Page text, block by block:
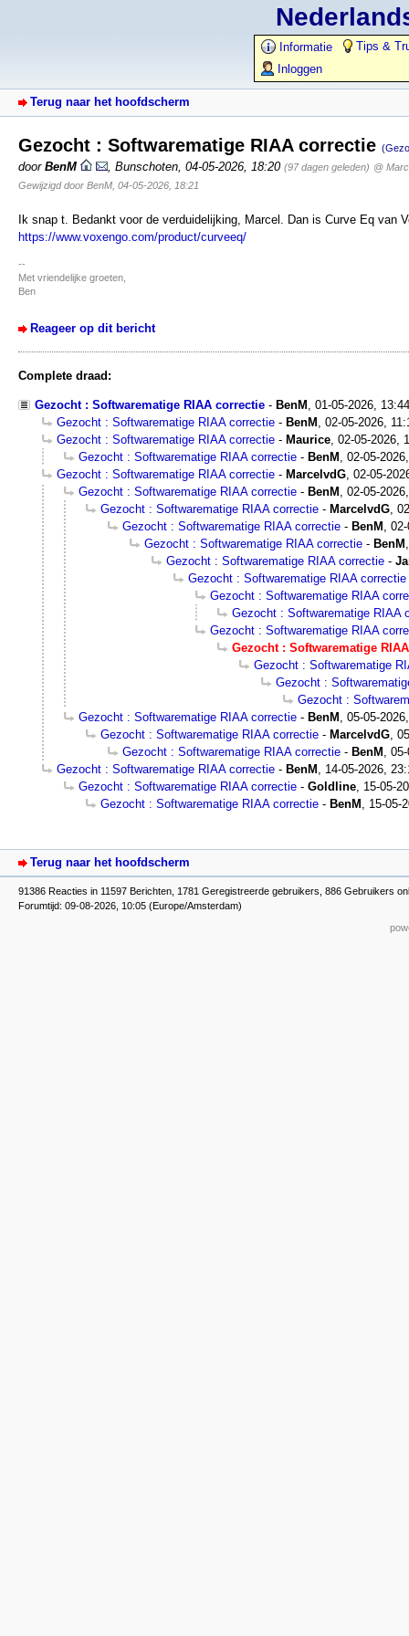
Informatie
Tips &
Inloggen
Terug naar het hoofdscherm
Gezocht : Softwarematige RIAA correctie
door BenM Bunschoten 04-05-2026, 18:20 (97 dagen geleden) @
Gewijzigd door BenM, 04-05-2026, 18:21
Ik snap t. Bedankt voor de verduidelijking, Marcel. Dan is Curve Eq van
https://www.voxengo.com/product/curveeq/
--
Met vriendelijke groeten,
Ben
Reageer op dit bericht
Complete draad:
Gezocht : Softwarematige RIAA correctie - BenM , 01-05-2026,
Gezocht : Softwarematige RIAA correctie - BenM , 02-05-2026,
Gezocht : Softwarematige RIAA correctie - Maurice, 02-05-2026,
Gezocht : Softwarematige RIAA correctie - BenM , 02-05-
Gezocht : Softwarematige RIAA correctie - MarcelvdG, 02-05-
Gezocht : Softwarematige RIAA correctie - BenM , 02-05-
Gezocht : Softwarematige RIAA correctie - MarcelvdG,
Gezocht : Softwarematige RIAA correctie - BenM ,
Gezocht : Softwarematige RIAA correctie - BenM
Gezocht : Softwarematige RIAA correctie -
Gezocht : Softwarematige RIAA correctie
Gezocht : Softwarematige RIAA
Gezocht : Softwarematige RIAA
Gezocht : Softwarematige RIAA
Gezocht : Softwarematige
Gezocht : Softwarematige
Gezocht :
Gezocht :
Gezocht : Softwarematige RIAA correctie - BenM , 05-05-
Gezocht : Softwarematige RIAA correctie - MarcelvdG,
Gezocht : Softwarematige RIAA correctie - BenM ,
Gezocht : Softwarematige RIAA correctie - BenM , 14-05-2026,
Gezocht : Softwarematige RIAA correctie - Goldline, 15-05-
Gezocht : Softwarematige RIAA correctie - BenM , 15-05-
Terug naar het hoofdscherm
91386 Reacties in 11597 Berichten, 1781 Geregistreerde gebruikers, 886 Gebruikers
Forumtijd: 09-08-2026, 10:05 (Europe/Amsterdam)